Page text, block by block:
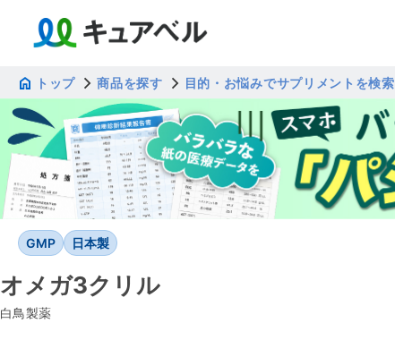
トップ 商品を探す 目的・お悩みでサプリメントを検索
GMP 日本製
オメガ3クリル
白鳥製薬